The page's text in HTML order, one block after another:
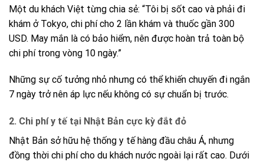
Một du khách Việt từng chia sẻ: “Tôi bị sốt cao và phải đi
khám ở Tokyo, chi phí cho 2 lần khám và thuốc gần 300
USD. May mắn là có bảo hiểm, nên được hoàn trả toàn bộ
chi phí trong vòng 10 ngày.”
Những sự cố tưởng nhỏ nhưng có thể khiến chuyến đi ngắn
7 ngày trở nên áp lực nếu không có sự chuẩn bị trước.
2. Chi phí y tế tại Nhật Bản cực kỳ đắt đỏ
Nhật Bản sở hữu hệ thống y tế hàng đầu châu Á, nhưng
đồng thời chi phí cho du khách nước ngoài lại rất cao. Dưới